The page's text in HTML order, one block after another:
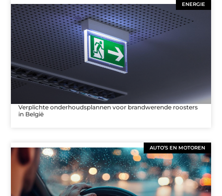
ENERGIE
Verplichte onderhoudsplannen voor brandwerende roosters
in België
AUTO’S EN MOTOREN